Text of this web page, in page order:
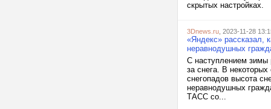
скрытых настройках.
3Dnews.ru , 2023-11-28
«Яндекс» рассказал,
неравнодушных
С наступлением зимы
за снега. В
снегопадов высота
неравнодушных
ТАСС со...